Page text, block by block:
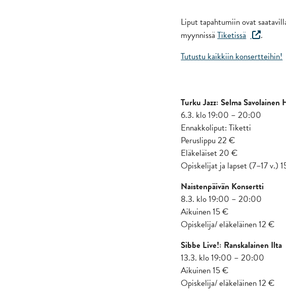
Liput tapahtumiin ovat
myynnissäTiketissä
.
Tutustu kaikkiin konsertteihin!
Turku Jazz: Selma Savolainen
6.3. klo 19:00 – 20:00
Ennakkoliput: Tiketti
Peruslippu 22 €
Eläkeläiset 20 €
Opiskelijat ja lapset (7–17 v.)
Naistenpäivän Konsertti
8.3. klo 19:00 – 20:00
Aikuinen 15 €
Opiskelija/ eläkeläinen 12 €
Sibbe Live!: Ranskalainen Ilta
13.3. klo 19:00 – 20:00
Aikuinen 15 €
Opiskelija/ eläkeläinen 12 €